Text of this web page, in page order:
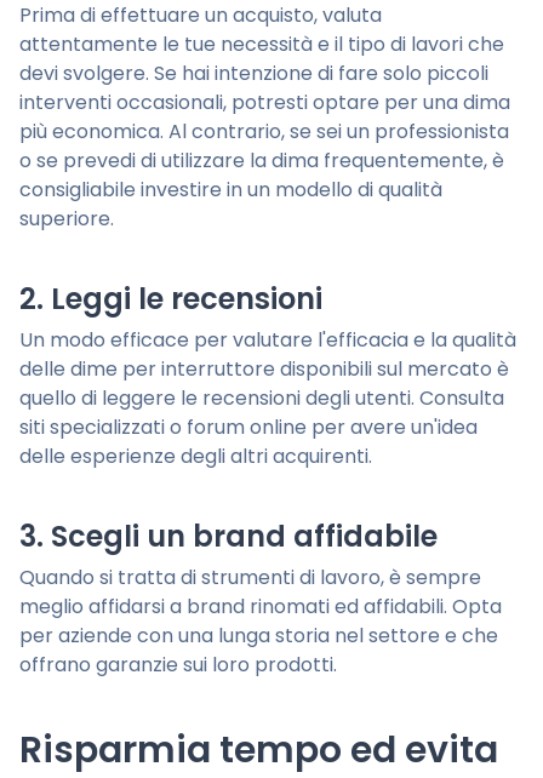
Prima di effettuare un acquisto, valuta
attentamente le tue necessità e il tipo di lavori che
devi svolgere. Se hai intenzione di fare solo piccoli
interventi occasionali, potresti optare per una dima
più economica. Al contrario, se sei un professionista
o se prevedi di utilizzare la dima frequentemente, è
consigliabile investire in un modello di qualità
superiore.
2. Leggi le recensioni
Un modo efficace per valutare l'efficacia e la qualità
delle dime per interruttore disponibili sul mercato è
quello di leggere le recensioni degli utenti. Consulta
siti specializzati o forum online per avere un'idea
delle esperienze degli altri acquirenti.
3. Scegli un brand affidabile
Quando si tratta di strumenti di lavoro, è sempre
meglio affidarsi a brand rinomati ed affidabili. Opta
per aziende con una lunga storia nel settore e che
offrano garanzie sui loro prodotti.
Risparmia tempo ed evita